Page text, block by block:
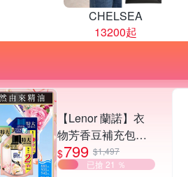
CHELSEA
13200起
【Lenor 蘭諾】衣
物芳香豆補充包多
款 任選3入
$799 $1,497
已搶 21 ％